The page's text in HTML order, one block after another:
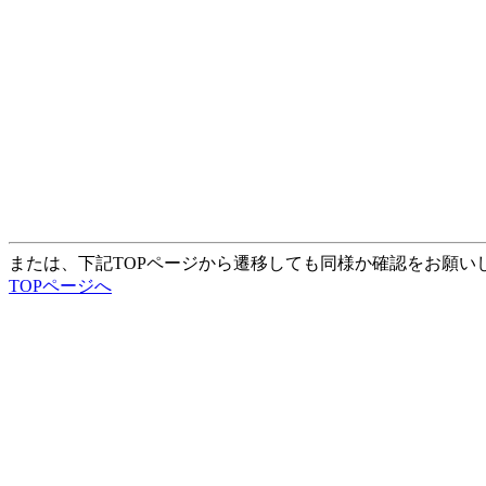
または、下記TOPページから遷移しても同様か確認をお願い
TOPページへ